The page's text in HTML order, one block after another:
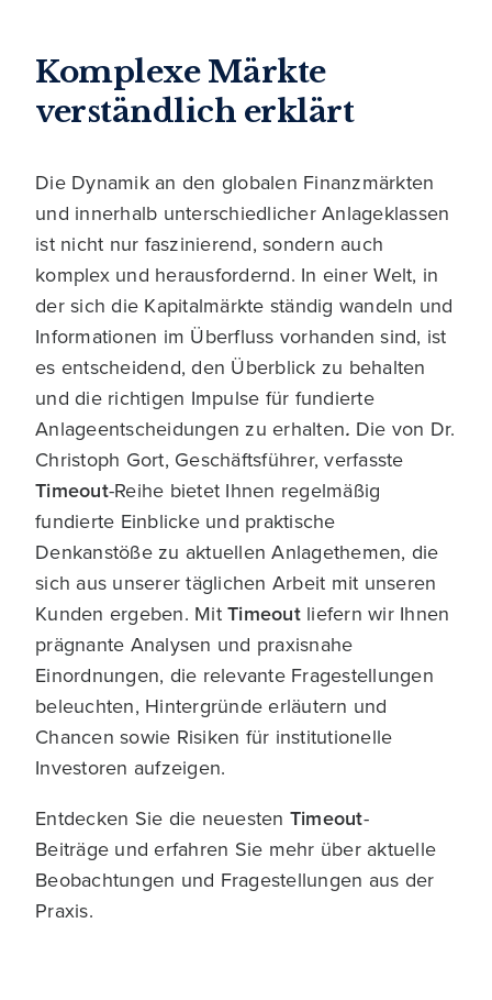
Komplexe Märkte
verständlich erklärt
Die Dynamik an den globalen Finanzmärkten
und innerhalb unterschiedlicher Anlageklassen
ist nicht nur faszinierend, sondern auch
komplex und herausfordernd. In einer Welt, in
der sich die Kapitalmärkte ständig wandeln und
Informationen im Überfluss vorhanden sind, ist
es entscheidend, den Überblick zu behalten
und die richtigen Impulse für fundierte
Anlageentscheidungen zu erhalten. Die von Dr.
Christoph Gort, Geschäftsführer, verfasste
Timeout-Reihe bietet Ihnen regelmäßig
fundierte Einblicke und praktische
Denkanstöße zu aktuellen Anlagethemen, die
sich aus unserer täglichen Arbeit mit unseren
Kunden ergeben. Mit Timeoutliefern wir Ihnen
prägnante Analysen und praxisnahe
Einordnungen, die relevante Fragestellungen
beleuchten, Hintergründe erläutern und
Chancen sowie Risiken für institutionelle
Investoren aufzeigen.
Entdecken Sie die neuesten Timeout-
Beiträge und erfahren Sie mehr über aktuelle
Beobachtungen und Fragestellungen aus der
Praxis.